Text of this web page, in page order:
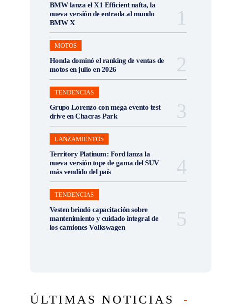
BMW lanza el X1 Efficient nafta, la
nueva versión de entrada al mundo
BMW X
MOTOS
Honda dominó el ranking de ventas de
motos en julio en 2026
TENDENCIAS
Grupo Lorenzo con mega evento test
drive en Chacras Park
LANZAMIENTOS
Territory Platinum: Ford lanza la
nueva versión tope de gama del SUV
más vendido del país
TENDENCIAS
Vesten brindó capacitación sobre
mantenimiento y cuidado integral de
los camiones Volkswagen
ÚLTIMAS NOTICIAS